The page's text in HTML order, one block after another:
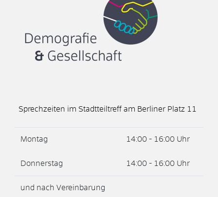
Sprechzeiten im Stadtteiltreff am Berliner Platz 11
Montag
Donnerstag
14:00 - 16:00 Uhr
14:00 - 16:00 Uhr
und nach Vereinbarung